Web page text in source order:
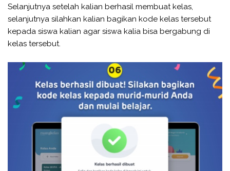
Selanjutnya setelah kalian berhasil membuat kelas,
selanjutnya silahkan kalian bagikan kode kelas tersebut
kepada siswa kalian agar siswa kalia bisa bergabung di
kelas tersebut.